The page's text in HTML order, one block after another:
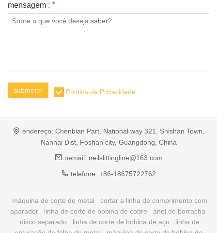
mensagem : *
submeter Política de Privacidade
endereço: Chenbian Part, National way 321, Shishan Town,
Nanhai Dist, Foshan city, Guangdong, China
oemail: neilslittingline@163.com
telefone: +86-18675722762
máquina de corte de metal
cortar a linha de comprimento com
aparador
linha de corte de bobina de cobre
anel de borracha
disco separado
linha de corte de bobina de aço
linha de